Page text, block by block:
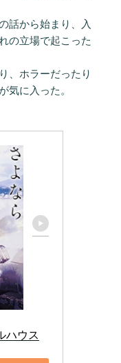
話から始まり、入
の立場で起こった
、ホラーだったり
気に入った。
ハウス